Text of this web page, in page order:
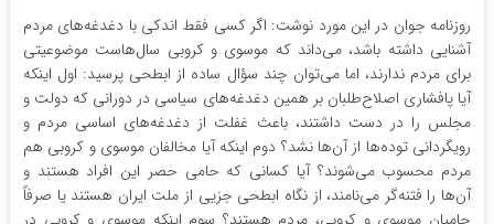
روزنامه جوان در این مورد نوشت: اگر کسی فقط اندکی با دغدغه‌های مردم
آشنایی داشته باشد، می‌داند که موسوی و کروبی سال‌هاست موضوعیتی
برای مردم ندارند، اما می‌توان چند سؤال ساده از ابطحی پرسید: اول اینکه
آیا پافشاری اصلاح‌طلبان بر همین دغدغه‌های سیاسی در دورانی که دولت و
مجلس را در دست داشتند، باعث غفلت از دغدغه‌های اساسی مردم و
رویگردانی توده‌ها از آن‌ها نشد؟ دوم اینکه آیا مخالفان موسوی و کروبی هم
مردم محسوب می‌شوند؟ آیا کسانی که حامی حصر این افراد هستند و
آن‌ها را فتنه‌گر می‌نامند، از نگاه ابطحی جزیی از ملت ایران هستند یا صرفاً